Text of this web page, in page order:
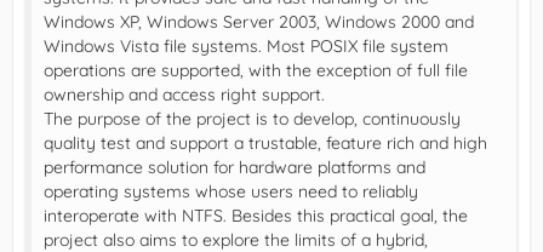
Windows XP, Windows Server 2003, Windows 2000 and
Windows Vista file systems. Most POSIX file system
operations are supported, with the exception of full file
ownership and access right support.
The purpose of the project is to develop, continuously
quality test and support a trustable, feature rich and high
performance solution for hardware platforms and
operating systems whose users need to reliably
interoperate with NTFS. Besides this practical goal, the
project also aims to explore the limits of a hybrid,